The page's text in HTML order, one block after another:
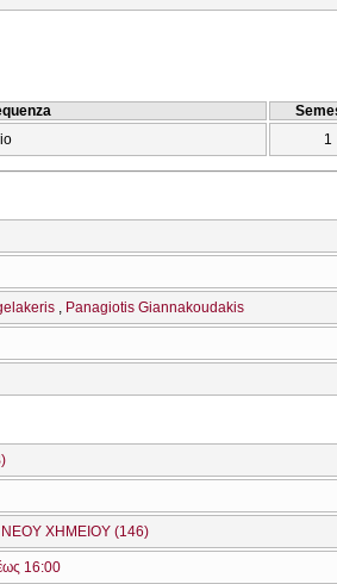
1
Panagiotis Giannakoudakis
ΧΗΜΕΙΟΥ (146)
16:00